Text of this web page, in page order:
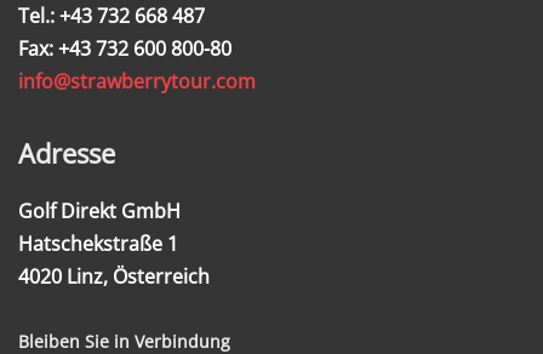
Tel.: +43 732 668 487
Fax: +43 732 600 800-80
info@strawberrytour.com
Adresse
Golf Direkt GmbH
Hatschekstraße 1
4020 Linz, Österreich
Bleiben Sie in Verbindung